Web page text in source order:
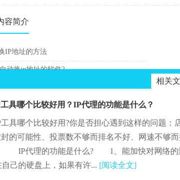
容简介
IP地址的方法
动换ip地址的软件?
相关
具哪个比较好用？IP代理的功能是什么？
哪个比较好用?你是否担心遇到这样的问题：
的可能性、投票数不够而排名不好、网速不够
IP代理的功能是什么? 1、能加快对网络
己的硬盘上，如果有许... [阅读全文]